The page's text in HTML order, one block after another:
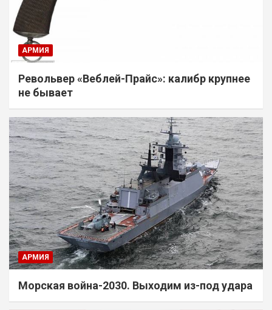
АРМИЯ
Револьвер «Веблей-Прайс»: калибр крупнее
не бывает
АРМИЯ
Морская война-2030. Выходим из-под удара